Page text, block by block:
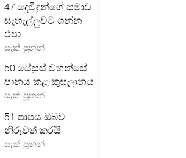
47 දෙවිඳුන්ගේ සමාව
සැහැල්ලුවට ගන්න
එපා
සැක් පූනන්
50 යේසුස් වහන්සේ
පානය කළ කුසලානය
සැක් පූනන්
51 පාපය ඔබව
නිරුවත් කරයි
සැක් පූනන්